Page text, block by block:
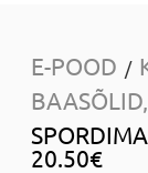
E-POOD /
20.50€